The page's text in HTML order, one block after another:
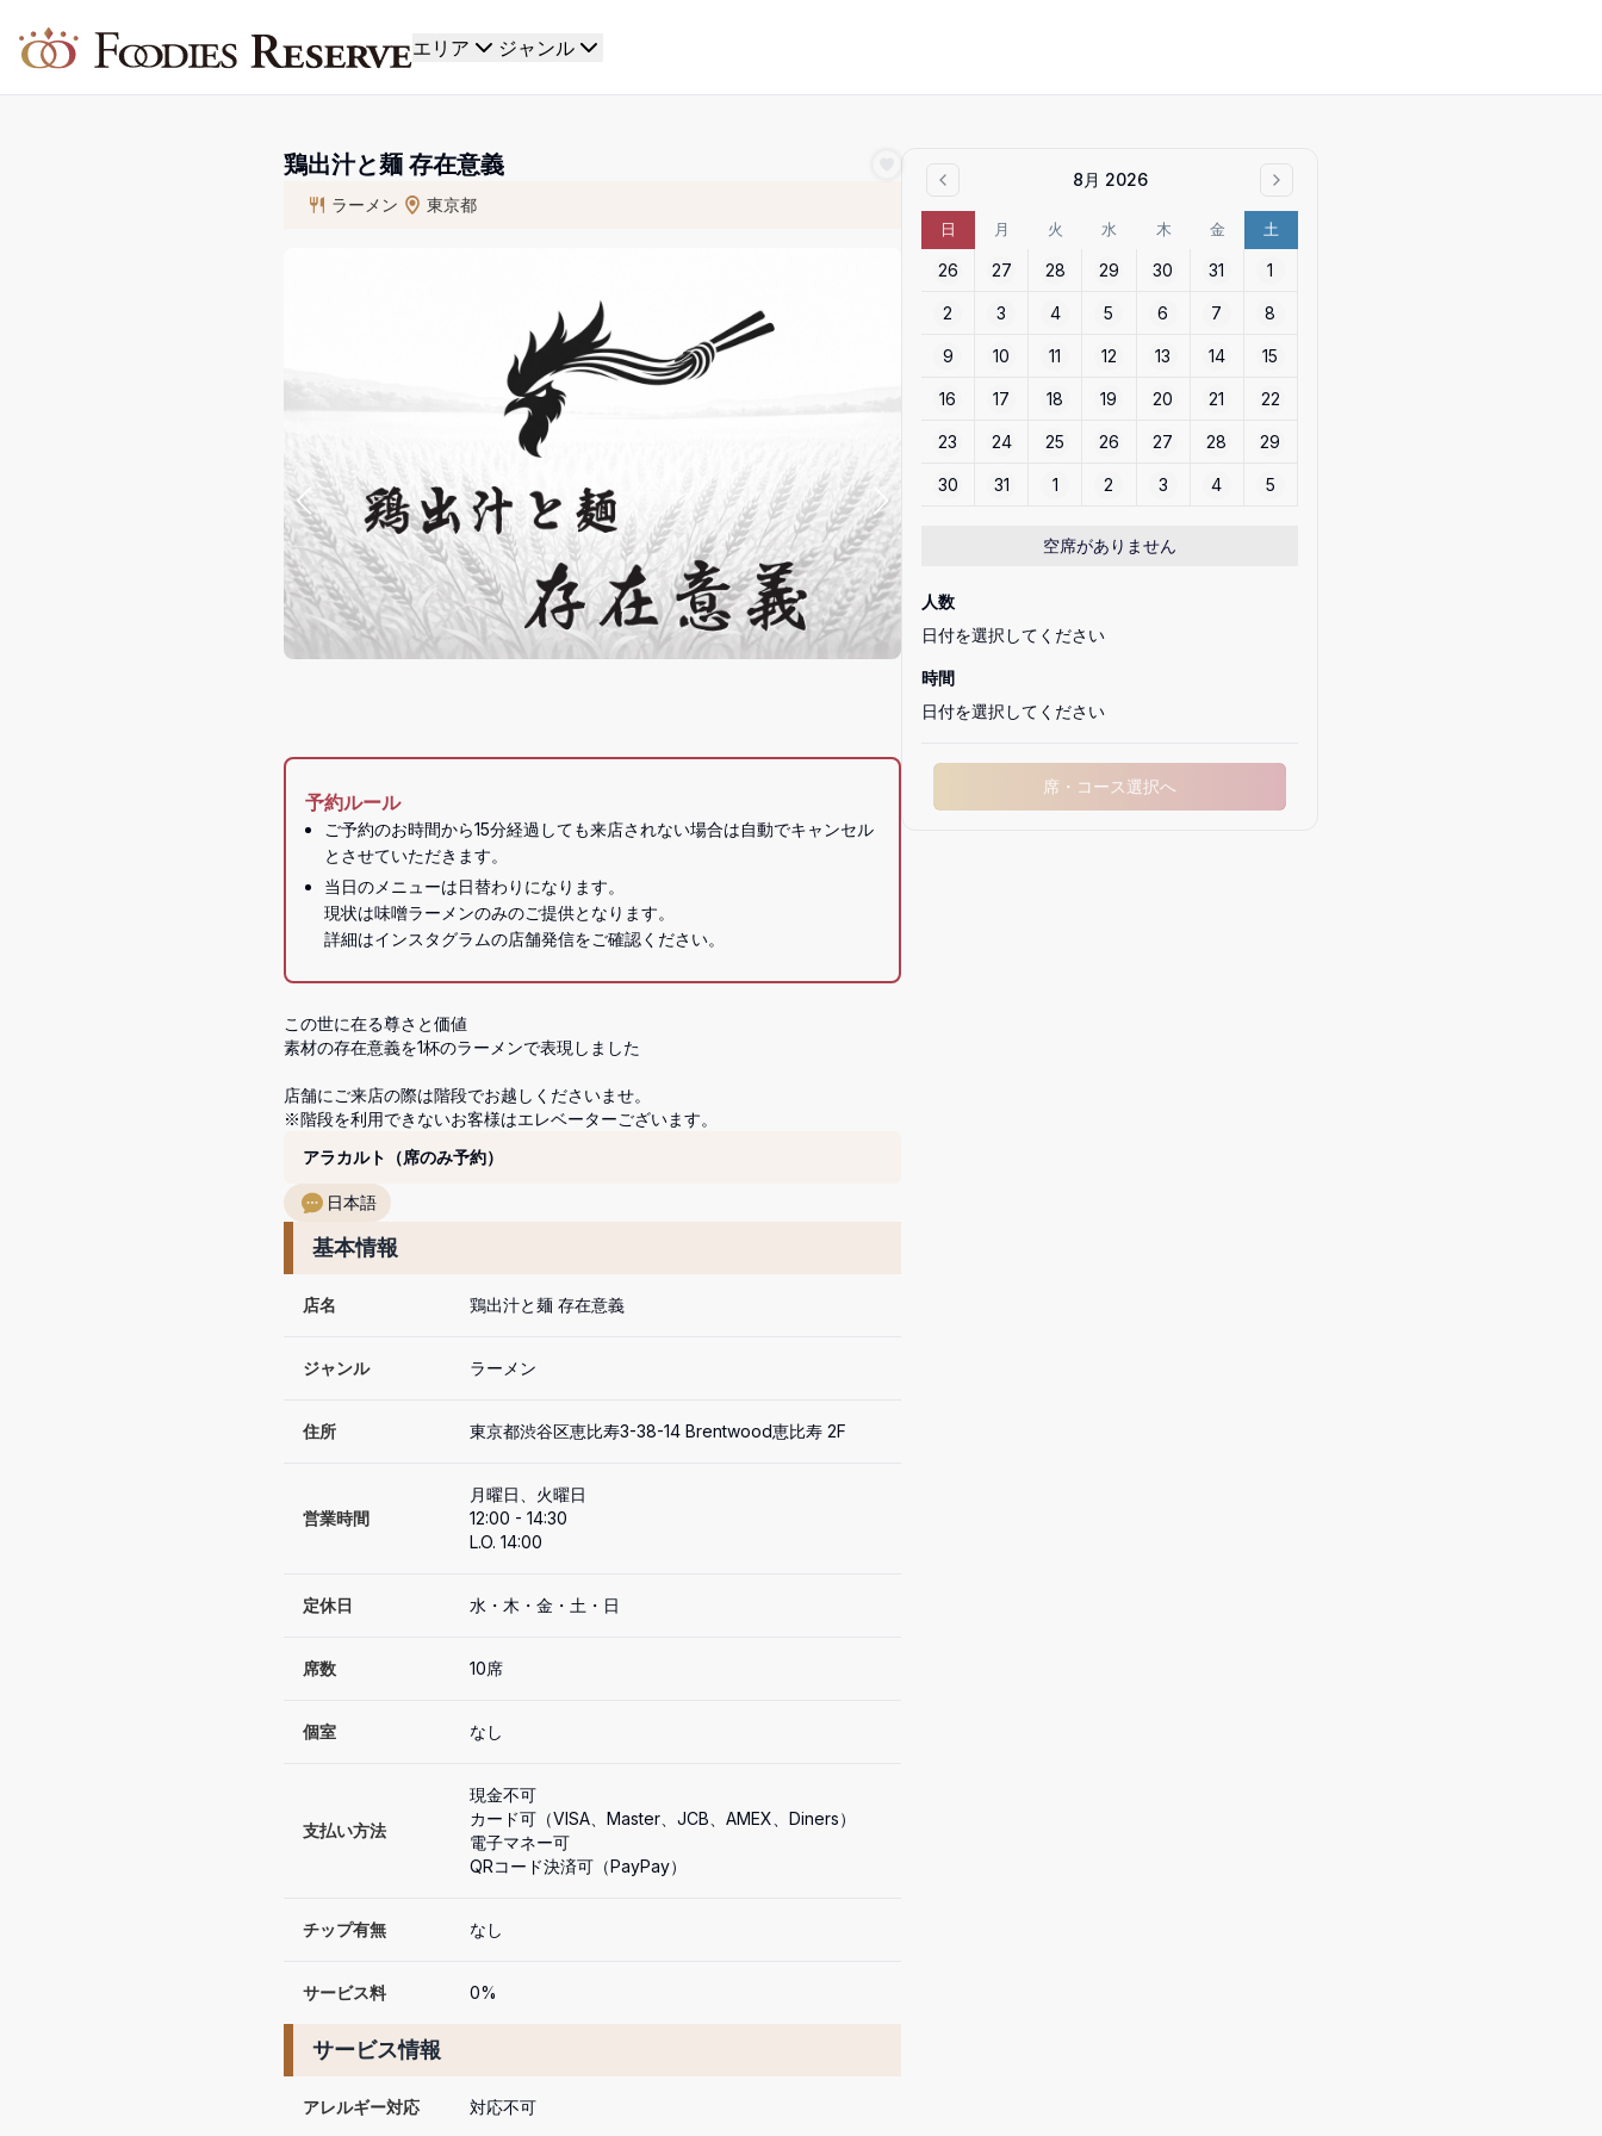
Foodies Reserve エリア ジャンル
鶏出汁と麺 存在意義
ラーメン 東京都
予約ルール
ご予約のお時間から15分経過しても来店されない場合は自動でキャンセル
とさせていただきます。
当日のメニューは日替わりになります。
現状は味噌ラーメンのみのご提供となります。
この世に在る尊さと価値
素材の存在意義を1杯のラーメンで表現しました
店舗にご来店の際は階段でお越しくださいませ。
※階段を利用できないお客様はエレベーターございます。
アラカルト（席のみ予約）
日本語
基本情報
店名 鶏出汁と麺 存在意義
ジャンル ラーメン
住所 東京都渋谷区恵比寿3-38-14 Brentwood恵比寿 2F
営業時間
月曜日、火曜日
12:00 - 14:30
定休日
席数 10席
個室 なし
支払い方法
現金不可
カード可（VISA、Master、JCB、AMEX、Diners）
電子マネー可
QRコード決済可（PayPay）
チップ有無 なし
サービス料 0%
サービス情報
アレルギー対応 対応不可
8月 2026
日 月 火 水 木 金 土
26 27 28 29 30 31 1
2 3 4 5 6 7 8
9 10 11 12 13 14 15
16 17 18 19 20 21 22
23 24 25 26 27 28 29
30 31 1 2 3 4 5
空席がありません
人数
日付を選択してください
時間
日付を選択してください
席・コース選択へ